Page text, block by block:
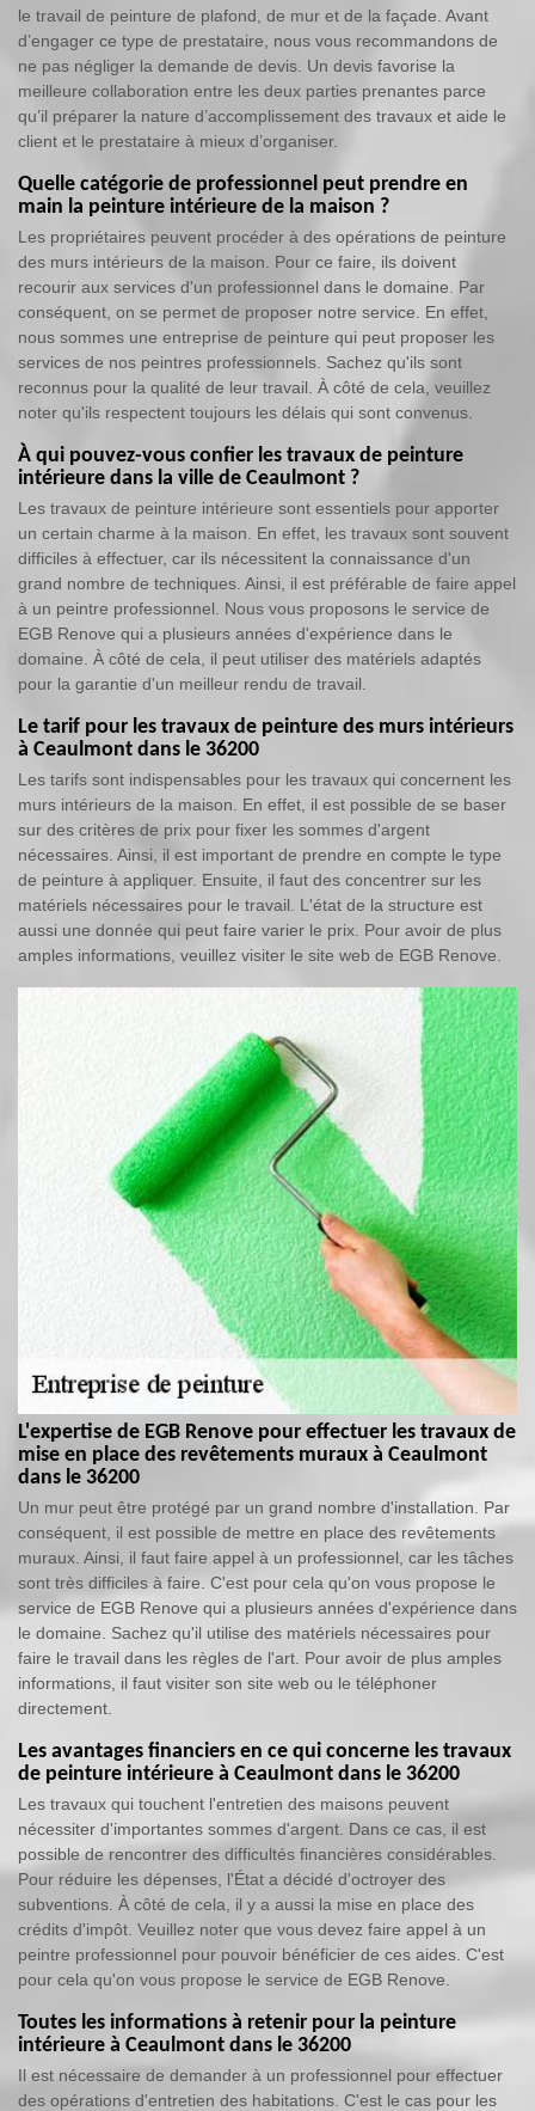
le travail de peinture de plafond, de mur et de la façade. Avant
d’engager ce type de prestataire, nous vous recommandons de
ne pas négliger la demande de devis. Un devis favorise la
meilleure collaboration entre les deux parties prenantes parce
qu’il préparer la nature d’accomplissement des travaux et aide le
client et le prestataire à mieux d’organiser.
Quelle catégorie de professionnel peut prendre en
main la peinture intérieure de la maison ?
Les propriétaires peuvent procéder à des opérations de peinture
des murs intérieurs de la maison. Pour ce faire, ils doivent
recourir aux services d'un professionnel dans le domaine. Par
conséquent, on se permet de proposer notre service. En effet,
nous sommes une entreprise de peinture qui peut proposer les
services de nos peintres professionnels. Sachez qu'ils sont
reconnus pour la qualité de leur travail. À côté de cela, veuillez
noter qu'ils respectent toujours les délais qui sont convenus.
À qui pouvez-vous confier les travaux de peinture
intérieure dans la ville de Ceaulmont ?
Les travaux de peinture intérieure sont essentiels pour apporter
un certain charme à la maison. En effet, les travaux sont souvent
difficiles à effectuer, car ils nécessitent la connaissance d'un
grand nombre de techniques. Ainsi, il est préférable de faire appel
à un peintre professionnel. Nous vous proposons le service de
EGB Renove qui a plusieurs années d'expérience dans le
domaine. À côté de cela, il peut utiliser des matériels adaptés
pour la garantie d'un meilleur rendu de travail.
Le tarif pour les travaux de peinture des murs intérieurs
à Ceaulmont dans le 36200
Les tarifs sont indispensables pour les travaux qui concernent les
murs intérieurs de la maison. En effet, il est possible de se baser
sur des critères de prix pour fixer les sommes d'argent
nécessaires. Ainsi, il est important de prendre en compte le type
de peinture à appliquer. Ensuite, il faut des concentrer sur les
matériels nécessaires pour le travail. L'état de la structure est
aussi une donnée qui peut faire varier le prix. Pour avoir de plus
amples informations, veuillez visiter le site web de EGB Renove.
L'expertise de EGB Renove pour effectuer les travaux de
mise en place des revêtements muraux à Ceaulmont
dans le 36200
Un mur peut être protégé par un grand nombre d'installation. Par
conséquent, il est possible de mettre en place des revêtements
muraux. Ainsi, il faut faire appel à un professionnel, car les tâches
sont très difficiles à faire. C'est pour cela qu'on vous propose le
service de EGB Renove qui a plusieurs années d'expérience dans
le domaine. Sachez qu'il utilise des matériels nécessaires pour
faire le travail dans les règles de l'art. Pour avoir de plus amples
informations, il faut visiter son site web ou le téléphoner
directement.
Les avantages financiers en ce qui concerne les travaux
de peinture intérieure à Ceaulmont dans le 36200
Les travaux qui touchent l'entretien des maisons peuvent
nécessiter d'importantes sommes d'argent. Dans ce cas, il est
possible de rencontrer des difficultés financières considérables.
Pour réduire les dépenses, l'État a décidé d'octroyer des
subventions. À côté de cela, il y a aussi la mise en place des
crédits d'impôt. Veuillez noter que vous devez faire appel à un
peintre professionnel pour pouvoir bénéficier de ces aides. C'est
pour cela qu'on vous propose le service de EGB Renove.
Toutes les informations à retenir pour la peinture
intérieure à Ceaulmont dans le 36200
Il est nécessaire de demander à un professionnel pour effectuer
des opérations d'entretien des habitations. C'est le cas pour les